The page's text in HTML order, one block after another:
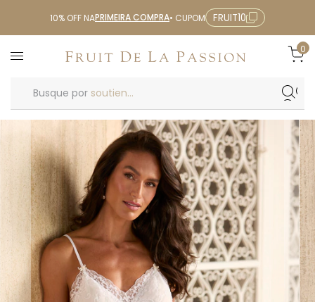
10% OFF NAPRIMEIRA COMPRA• CUPOM FRUIT10
0
Busque por soutien...